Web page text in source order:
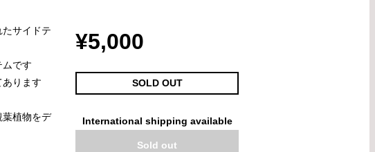
サイドテ
です
ります
葉植物をデ
¥5,000
SOLD OUT
International shipping available
Sold out